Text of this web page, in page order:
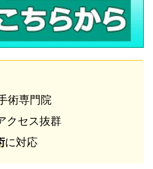
術専門院
クセス抜群
に対応